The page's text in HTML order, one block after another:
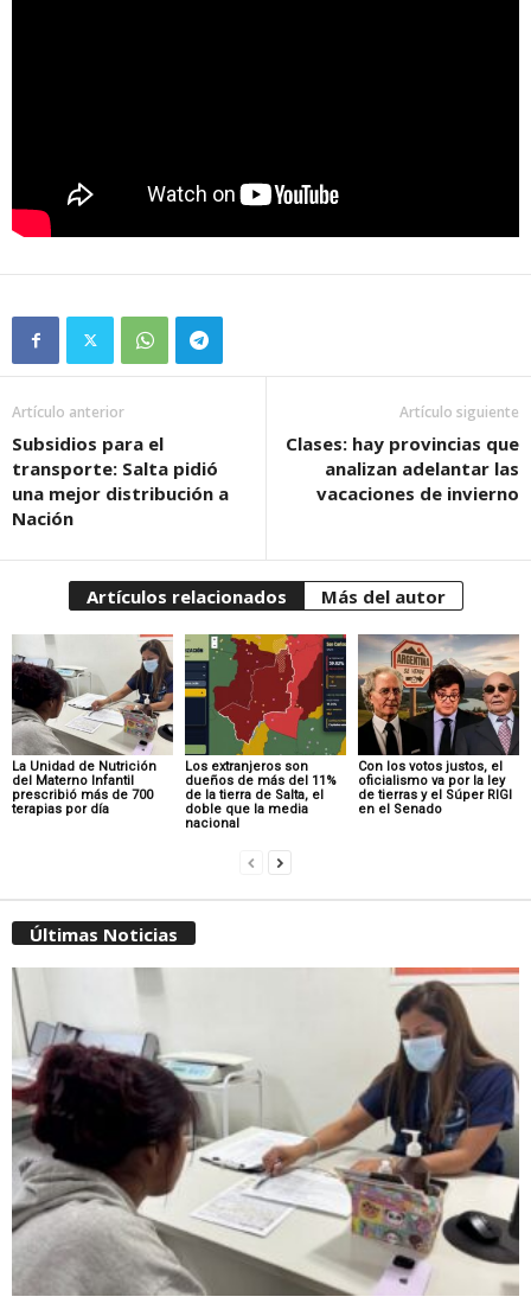
Artículo anterior
Subsidios para el
transporte: Salta pidió
una mejor distribución a
Nación
Artículo siguiente
Clases: hay provincias que
analizan adelantar las
vacaciones de invierno
Artículos relacionados Más del autor
La Unidad de Nutrición
del Materno Infantil
prescribió más de 700
terapias por día
Los extranjeros son
dueños de más del 11%
de la tierra de Salta, el
doble que la media
nacional
Con los votos justos, el
oficialismo va por la ley
de tierras y el Súper RIGI
en el Senado
Últimas Noticias